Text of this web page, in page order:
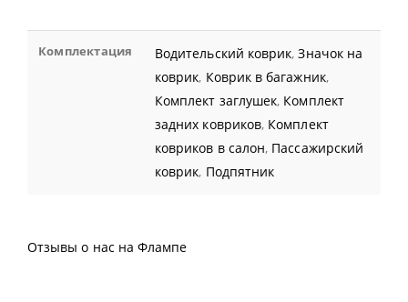
Комплектация Водительский коврик,Значок на
коврик, Коврик в багажник,
Комплект заглушек, Комплект
задних ковриков, Комплект
ковриков в салон, Пассажирский
коврик, Подпятник
Отзывы о нас на Флампе